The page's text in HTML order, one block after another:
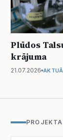
Plūdos
krājuma
21.07.2026